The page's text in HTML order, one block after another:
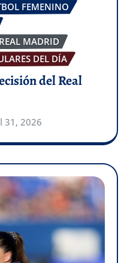
FEMENINO
REAL MADRID
DEL DÍA
del Real
31, 2026